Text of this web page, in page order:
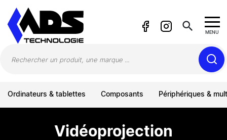
search MENU
Ordinateurs & tablettes Composants Périphériques &
Vidéoprojection